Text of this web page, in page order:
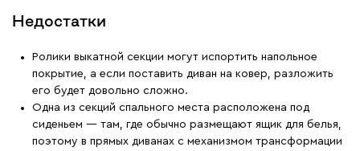
Недостатки
Ролики выкатной секции могут испортить напольное
покрытие, а если поставить диван на ковер, разложить
его будет довольно сложно.
Одна из секций спального места расположена под
сиденьем — там, где обычно размещают ящик для белья,
поэтому в прямых диванах с механизмом трансформации